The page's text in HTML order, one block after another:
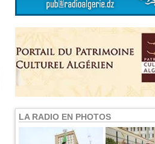
LA RADIO EN PHOTOS